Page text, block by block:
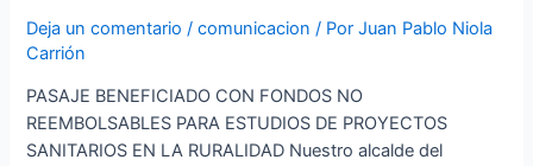
Deja un comentario /comunicacion / PorJuan Pablo Niola
Carrión
PASAJE BENEFICIADO CON FONDOS NO
REEMBOLSABLES PARA ESTUDIOS DE PROYECTOS
SANITARIOS EN LA RURALIDAD Nuestro alcalde del